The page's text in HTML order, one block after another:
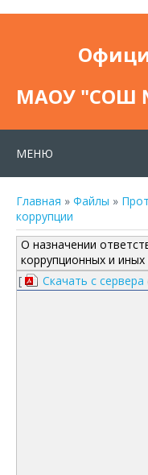
МАОУ "СОШ
МЕНЮ
Главная » Файлы »
коррупции
О назначении
коррупционных и
[
Скачать с сервера